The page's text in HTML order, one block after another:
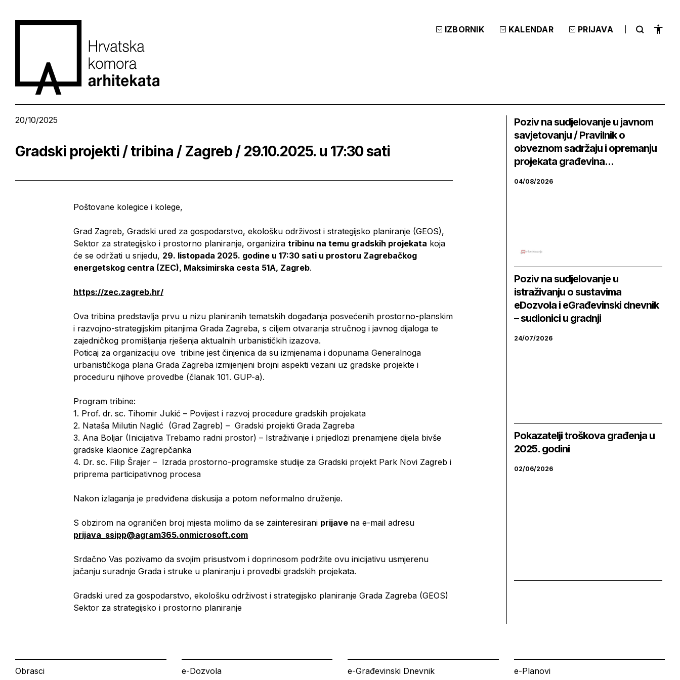
IZBORNIK KALENDAR PRIJAVA
20/10/2025
Gradski projekti / tribina / Zagreb / 29.10.2025. u 17:30 sati
Poštovane kolegice i kolege,
Grad Zagreb, Gradski ured za gospodarstvo, ekološku održivost i strategijsko planiranje (GEOS),
Sektor za strategijsko i prostorno planiranje, organizira tribinu na temu gradskih projekata koja
će se održati u srijedu, 29. listopada 2025. godine u 17:30 sati u prostoru Zagrebačkog
energetskog centra (ZEC), Maksimirska cesta 51A, Zagreb.
https://zec.zagreb.hr/
Ova tribina predstavlja prvu u nizu planiranih tematskih događanja posvećenih prostorno-planskim
i razvojno-strategijskim pitanjima Grada Zagreba, s ciljem otvaranja stručnog i javnog dijaloga te
zajedničkog promišljanja rješenja aktualnih urbanističkih izazova.
Poticaj za organizaciju ove tribine jest činjenica da su izmjenama i dopunama Generalnoga
urbanističkoga plana Grada Zagreba izmijenjeni brojni aspekti vezani uz gradske projekte i
proceduru njihove provedbe (članak 101. GUP-a).
Program tribine:
1. Prof. dr. sc. Tihomir Jukić – Povijest i razvoj procedure gradskih projekata
2. Nataša Milutin Naglić (Grad Zagreb) – Gradski projekti Grada Zagreba
3. Ana Boljar (Inicijativa Trebamo radni prostor) – Istraživanje i prijedlozi prenamjene dijela bivše
gradske klaonice Zagrepčanka
4. Dr. sc. Filip Šrajer – Izrada prostorno-programske studije za Gradski projekt Park Novi Zagreb i
priprema participativnog procesa
Nakon izlaganja je predviđena diskusija a potom neformalno druženje.
S obzirom na ograničen broj mjesta molimo da se zainteresirani prijave na e-mail adresu
prijava_ssipp@agram365.onmicrosoft.com
Srdačno Vas pozivamo da svojim prisustvom i doprinosom podržite ovu inicijativu usmjerenu
jačanju suradnje Grada i struke u planiranju i provedbi gradskih projekata.
Gradski ured za gospodarstvo, ekološku održivost i strategijsko planiranje Grada Zagreba (GEOS)
Sektor za strategijsko i prostorno planiranje
Poziv na sudjelovanje u javnom
savjetovanju / Pravilnik o
obveznom sadržaju i opremanju
projekata građevina...
04/08/2026
Poziv na sudjelovanje u
istraživanju o sustavima
eDozvola i eGrađevinski dnevnik
– sudionici u gradnji
24/07/2026
Pokazatelji troškova građenja u
2025. godini
02/06/2026
Obrasci e-Dozvola e-Građevinski Dnevnik e-Planovi